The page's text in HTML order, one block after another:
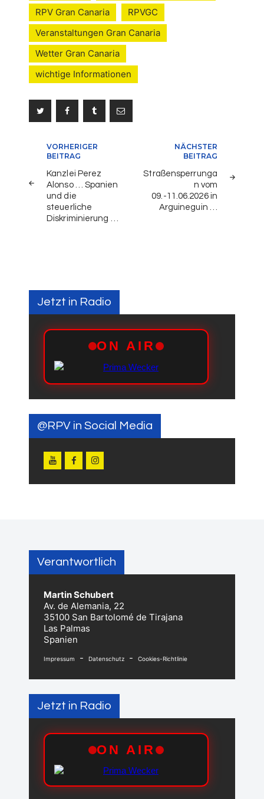
RPV Gran Canaria
RPVGC
Veranstaltungen Gran Canaria
Wetter Gran Canaria
wichtige Informationen
Beitragsnavigation
VORHERIGER
BEITRAG
Kanzlei Perez
Alonso … Spanien
und die
steuerliche
Diskriminierung …
NÄCHSTER
BEITRAG
Straßensperrunga
n vom
09.-11.06.2026 in
Arguineguin …
Jetzt in Radio
@RPV in Social Media
Verantwortlich
Martin Schubert
Av. de Alemania, 22
35100 San Bartolomé de Tirajana
Las Palmas
Spanien
Impressum - Datenschutz - Cookies-Richtlinie
Jetzt in Radio